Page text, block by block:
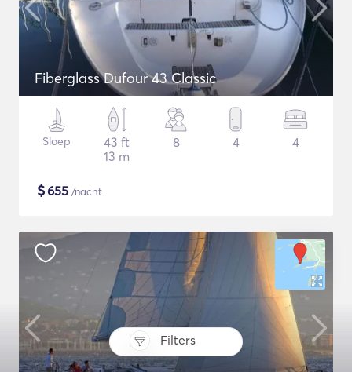
Filters
Fiberglass Dufour 43 Classic
Sloep
43 ft
13 m
8 4 4
$655 /nacht